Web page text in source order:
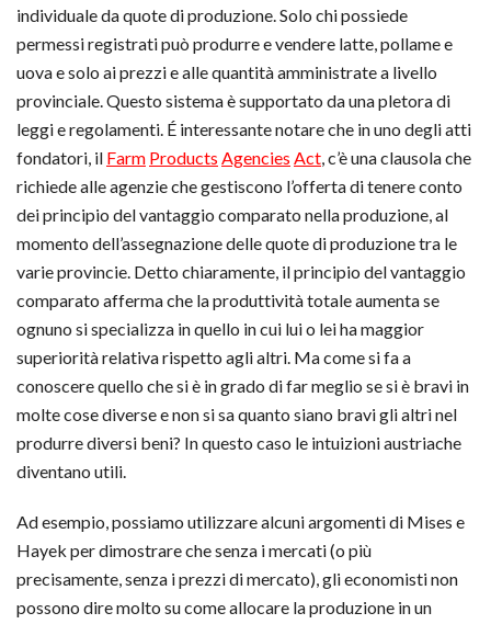
individuale da quote di produzione. Solo chi possiede
permessi registrati può produrre e vendere latte, pollame e
uova e solo ai prezzi e alle quantità amministrate a livello
provinciale. Questo sistema è supportato da una pletora di
leggi e regolamenti. É interessante notare che in uno degli atti
fondatori, il Farm Products Agencies Act, c’è una clausola che
richiede alle agenzie che gestiscono l’offerta di tenere conto
dei principio del vantaggio comparato nella produzione, al
momento dell’assegnazione delle quote di produzione tra le
varie provincie. Detto chiaramente, il principio del vantaggio
comparato afferma che la produttività totale aumenta se
ognuno si specializza in quello in cui lui o lei ha maggior
superiorità relativa rispetto agli altri. Ma come si fa a
conoscere quello che si è in grado di far meglio se si è bravi in
molte cose diverse e non si sa quanto siano bravi gli altri nel
produrre diversi beni? In questo caso le intuizioni austriache
diventano utili.
Ad esempio, possiamo utilizzare alcuni argomenti di Mises e
Hayek per dimostrare che senza i mercati (o più
precisamente, senza i prezzi di mercato), gli economisti non
possono dire molto su come allocare la produzione in un